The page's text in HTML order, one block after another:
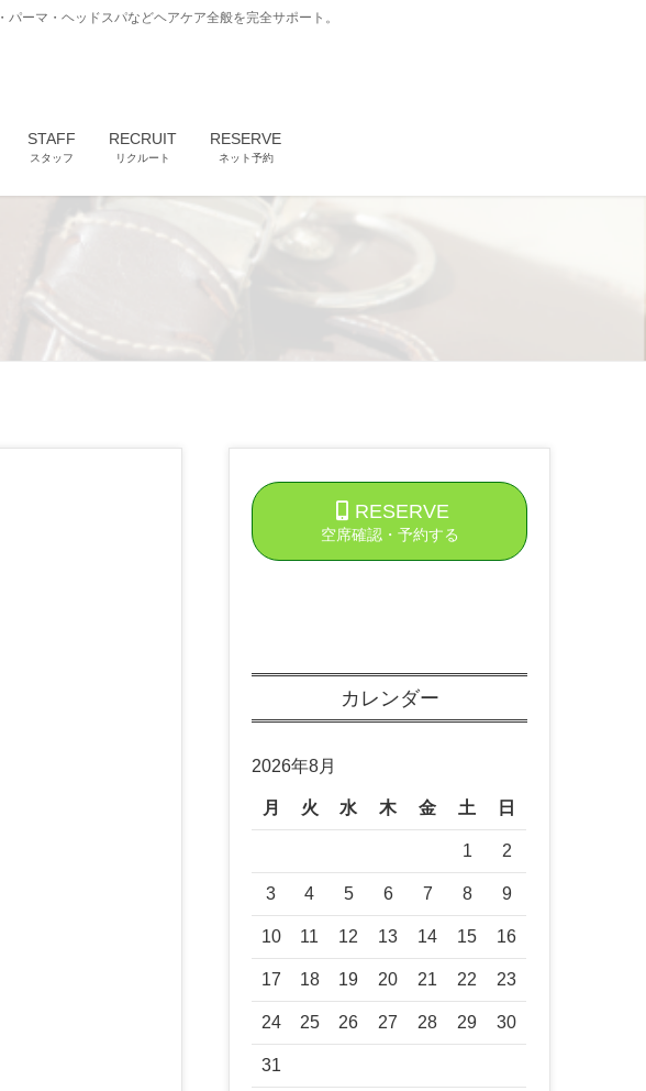
ーマ・ヘッドスパなどヘアケア全般を完全サポート。
STAFF
スタッフ
RECRUIT
リクルート
RESERVE
ネット予約
RESERVE
空席確認・予約する
カレンダー
2026年8月
月 火 水 木 金 土 日
1 2
3 4 5 6 7 8 9
10 11 12 13 14 15 16
17 18 19 20 21 22 23
24 25 26 27 28 29 30
31